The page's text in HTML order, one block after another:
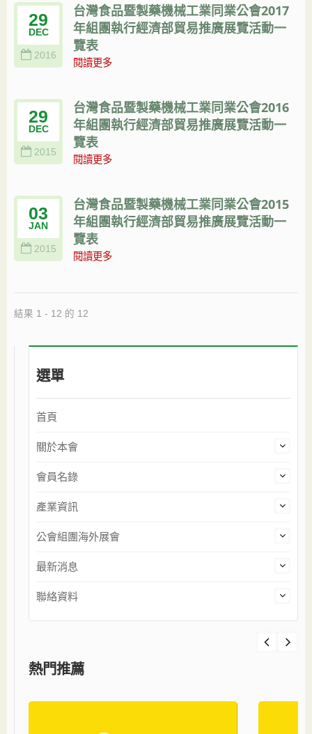
29
DEC
2016
台灣食品暨製藥機械工業同業公會2017
年組團執行經濟部貿易推廣展覽活動一
覽表
閱讀更多
29
DEC
2015
台灣食品暨製藥機械工業同業公會2016
年組團執行經濟部貿易推廣展覽活動一
覽表
閱讀更多
03
JAN
2015
台灣食品暨製藥機械工業同業公會2015
年組團執行經濟部貿易推廣展覽活動一
覽表
閱讀更多
結果 1 - 12 的 12
選單
首頁
關於本會
會員名錄
產業資訊
公會組團海外展會
最新消息
聯絡資料
熱門推薦